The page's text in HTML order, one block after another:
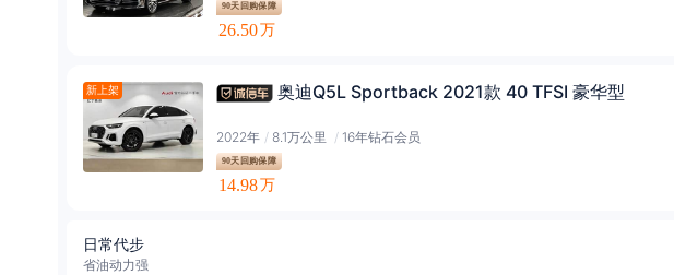
90天回购保障
26.50万
新上架 奥迪Q5L Sportback 2021款 40 TFSI 豪华型
2022年 / 8.1万公里 / 16年钻石会员
90天回购保障
14.98万
日常代步
省油动力强